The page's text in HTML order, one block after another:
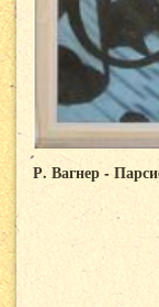
Р. Вагнер -